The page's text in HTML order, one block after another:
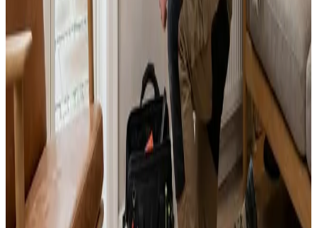
Svar inden 24 timer